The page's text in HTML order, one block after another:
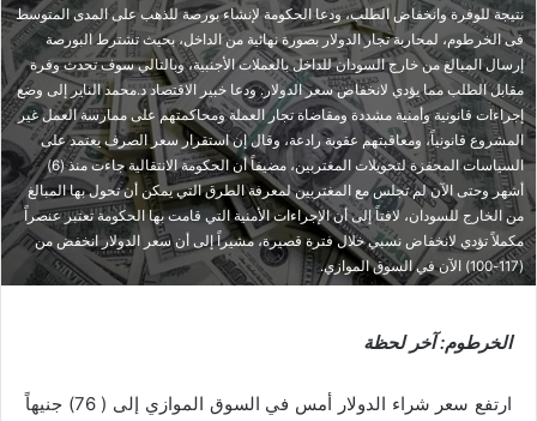
نتيجة للوفرة وانخفاض الطلب، ودعا الحكومة لإنشاء بورصة للذهب على المدى المتوسط
فى الخرطوم، لمحاربة تجار الدولار بصورة نهائية من الداخل، بحيث تشترط البورصة
إرسال المبالغ من خارج السودان للداخل بالعملات الأجنبية، وبالتالي سوف تحدث وفرة
مقابل الطلب مما يؤدي لانخفاض سعر الدولار. ودعا خبير الاقتصاد د.محمد الناير إلى وضع
إجراءات قانونية وأمنية مشددة ومقاضاة تجار العملة ومحاكمتهم على ممارسة العمل غير
المشروع قانونياً، ومعاقبتهم عقوبة رادعة، وقال إن استقرار سعر الصرف يعتمد على
السياسات المحفزة لتحويلات المغتربين، مضيفاً أن الحكومة الانتقالية جاءت منذ (6)
أشهر وحتى الآن لم تجلس مع المغتربين لمعرفة الطرق التي يمكن أن تحول بها المبالغ
من الخارج للسودان، لافتاً إلى أن الإجراءات الأمنية التي قامت بها الحكومة تعتبر عنصراً
مكملاً تؤدي لانخفاض نسبي خلال فترة قصيرة، مشيراً إلى أن سعر الدولار انخفض من
(117-100) الآن في السوق الموازي.
الخرطوم: آخر لحظة
ارتفع سعر شراء الدولار أمس في السوق الموازي إلى ( 76) جنيهاً